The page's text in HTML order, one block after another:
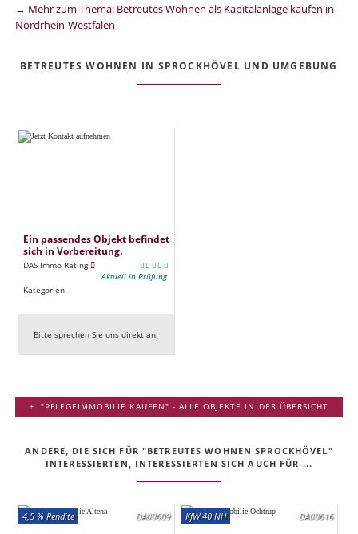
→ Mehr zum Thema: Betreutes Wohnen als Kapitalanlage kaufen in
Nordrhein-Westfalen
BETREUTES WOHNEN IN SPROCKHÖVEL UND UMGEBUNG
Ein passendes Objekt befindet
sich in Vorbereitung.
DAS Immo Rating
Aktuell in Prüfung
Kategorien
Bitte sprechen Sie uns direkt an.
"PFLEGEIMMOBILIE KAUFEN" - ALLE OBJEKTE IN DER ÜBERSICHT
ANDERE, DIE SICH FÜR "BETREUTES WOHNEN SPROCKHÖVEL"
INTERESSIERTEN, INTERESSIERTEN SICH AUCH FÜR ...
DA00609
4,5 % Rendite DA00616
KfW 40 NH